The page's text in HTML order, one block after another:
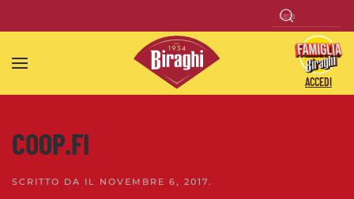
Skip to main content
ACCEDI
COOP.FI
SCRITTO DA IL NOVEMBRE 6, 2017.